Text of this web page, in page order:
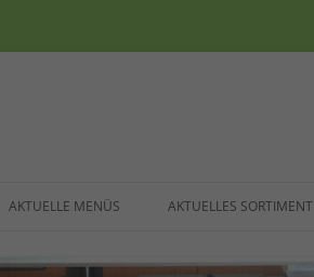
Inhalt
AKTUELLE MENÜS AKTUELLES SORTIMENT